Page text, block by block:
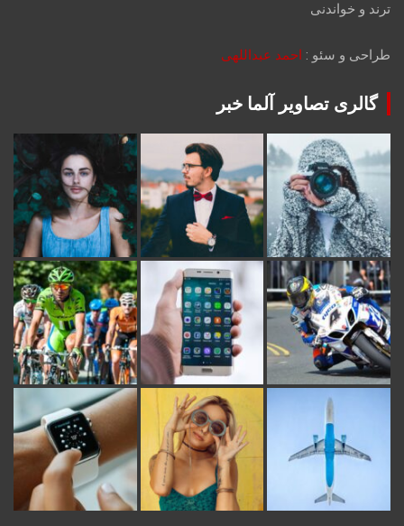
ترند و خواندنی
طراحی و سئو : احمد عبداللهی
گالری تصاویر آلما خبر